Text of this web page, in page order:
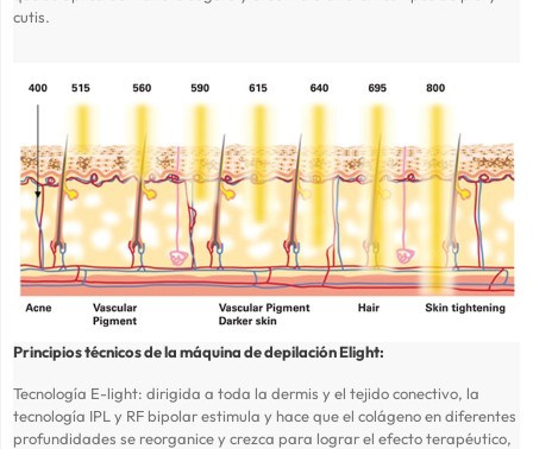
cutis.
Principios técnicos de la máquina de depilación Elight:
Tecnología E-light: dirigida a toda la dermis y el tejido conectivo, la
tecnología IPL y RF bipolar estimula y hace que el colágeno en diferentes
profundidades se reorganice y crezca para lograr el efecto terapéutico,